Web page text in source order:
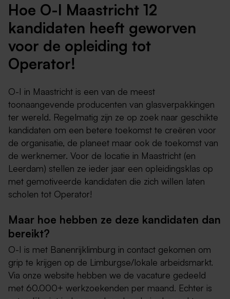
Hoe O-I Maastricht 12
kandidaten heeft geworven
voor de opleiding tot
Operator!
O-I in Maastricht is een van de meest
toonaangevende producenten van glasverpakkingen
ter wereld. Regelmatig zijn ze op zoek naar geschikte
kandidaten om een betere toekomst te creëren voor
de organisatie, de planeet maar ook de toekomst van
de werknemer. Voor de locatie in Maastricht (en
Leerdam) stellen ze ieder jaar een opleidingsklas op
met gemotiveerde kandidaten die zich willen laten
scholen tot Operator!
Maar hoe hebben ze deze kandidaten dan
bereikt?
O-I is met Banenrijklimburg in contact gekomen om
grip te krijgen op de Limburgse/lokale arbeidsmarkt.
Via onze website hebben we de vacature gedeeld
met 60.000+ werkzoekenden per maand. Echter is